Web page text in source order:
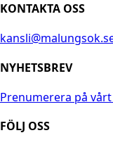
KONTAKTA OSS
NYHETSBREV
Prenumerera på
FÖLJ OSS